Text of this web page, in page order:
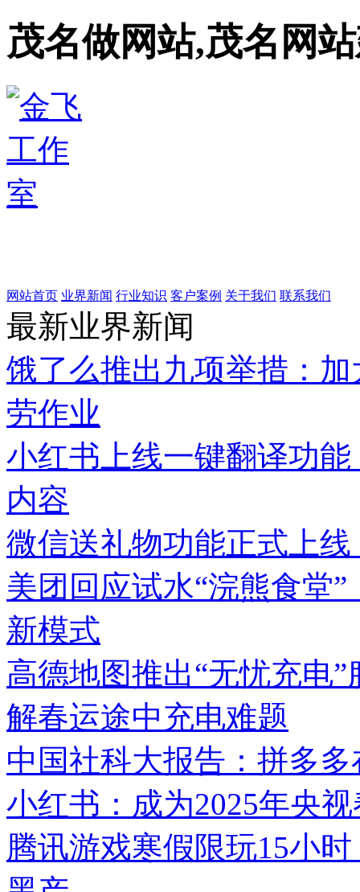
茂名做网站,茂名网
网站首页 业界新闻 行业知识 客户案例 关于我们 联系我们
最新业界新闻
饿了么推出九项举措：
劳作业
小红书上线一键翻译功
内容
微信送礼物功能正式上
美团回应试水“浣熊食堂
新模式
高德地图推出“无忧充电
解春运途中充电难题
中国社科大报告：拼多
小红书：成为2025年央
腾讯游戏寒假限玩15小